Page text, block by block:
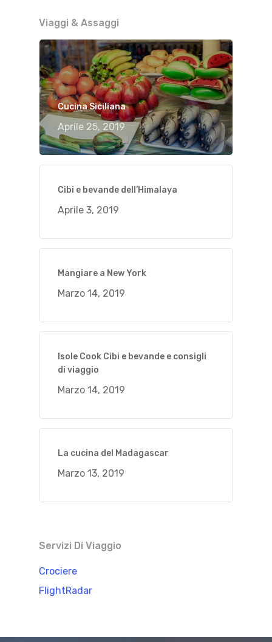
Viaggi & Assaggi
Cucina Siciliana
Aprile 25, 2019
Cibi e bevande dell’Himalaya
Aprile 3, 2019
Mangiare a New York
Marzo 14, 2019
Isole Cook Cibi e bevande e consigli
di viaggio
Marzo 14, 2019
La cucina del Madagascar
Marzo 13, 2019
Servizi Di Viaggio
Crociere
FlightRadar